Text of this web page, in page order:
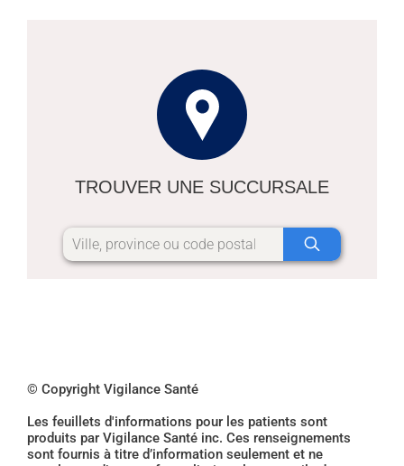
TROUVER UNE SUCCURSALE
© Copyright Vigilance Santé
Les feuillets d'informations pour les patients sont
produits par Vigilance Santé inc. Ces renseignements
sont fournis à titre d’information seulement et ne